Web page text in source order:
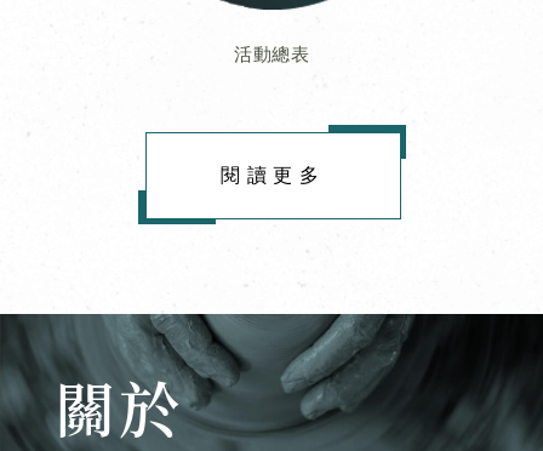
【陶藝家分享會】
閱讀更多
關於